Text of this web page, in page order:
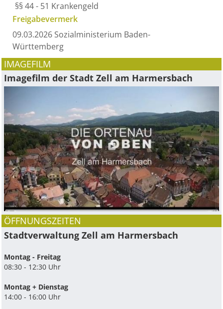
§§ 44 - 51 Krankengeld
Freigabevermerk
09.03.2026 Sozialministerium Baden-
Württemberg
IMAGEFILM
Imagefilm der Stadt Zell am Harmersbach
ÖFFNUNGSZEITEN
Stadtverwaltung Zell am Harmersbach
Montag - Freitag
08:30 - 12:30 Uhr
Montag + Dienstag
14:00 - 16:00 Uhr